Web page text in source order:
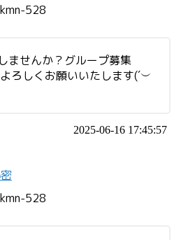
kmn-528
ませんか？グループ募集
しくお願いいたします(´︶
2025-06-16 17:45:57
kmn-528